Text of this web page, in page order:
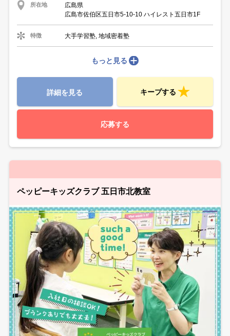
所在地
広島県
広島市佐伯区五日市5-10-10 ハイレスト五日市1F
特徴 大手学習塾, 地域密着塾
もっと見る
詳細を見る キープする
応募する
ペッピーキッズクラブ 五日市北教室